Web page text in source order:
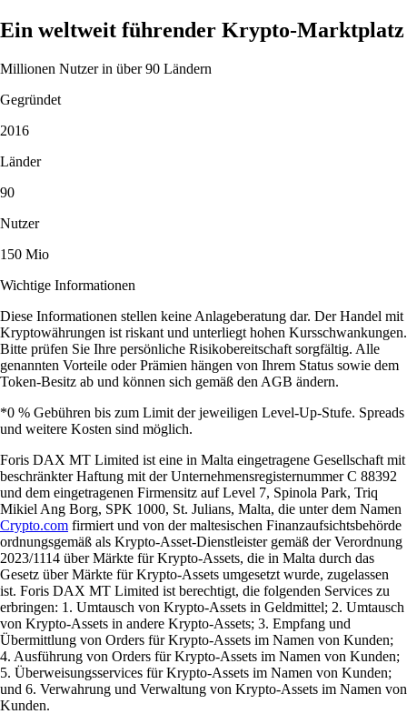
Ein weltweit führender Krypto-Marktplatz
Millionen Nutzer in über 90 Ländern
Gegründet
2016
Länder
90
Nutzer
150 Mio
Wichtige Informationen
Diese Informationen stellen keine Anlageberatung dar. Der Handel mit
Kryptowährungen ist riskant und unterliegt hohen Kursschwankungen.
Bitte prüfen Sie Ihre persönliche Risikobereitschaft sorgfältig. Alle
genannten Vorteile oder Prämien hängen von Ihrem Status sowie dem
Token-Besitz ab und können sich gemäß den AGB ändern.
*0 % Gebühren bis zum Limit der jeweiligen Level-Up-Stufe. Spreads
und weitere Kosten sind möglich.
Foris DAX MT Limited ist eine in Malta eingetragene Gesellschaft mit
beschränkter Haftung mit der Unternehmensregisternummer C 88392
und dem eingetragenen Firmensitz auf Level 7, Spinola Park, Triq
Mikiel Ang Borg, SPK 1000, St. Julians, Malta, die unter dem Namen
Crypto.com firmiert und von der maltesischen Finanzaufsichtsbehörde
ordnungsgemäß als Krypto-Asset-Dienstleister gemäß der Verordnung
2023/1114 über Märkte für Krypto-Assets, die in Malta durch das
Gesetz über Märkte für Krypto-Assets umgesetzt wurde, zugelassen
ist. Foris DAX MT Limited ist berechtigt, die folgenden Services zu
erbringen: 1. Umtausch von Krypto-Assets in Geldmittel; 2. Umtausch
von Krypto-Assets in andere Krypto-Assets; 3. Empfang und
Übermittlung von Orders für Krypto-Assets im Namen von Kunden;
4. Ausführung von Orders für Krypto-Assets im Namen von Kunden;
5. Überweisungsservices für Krypto-Assets im Namen von Kunden;
und 6. Verwahrung und Verwaltung von Krypto-Assets im Namen von
Kunden.